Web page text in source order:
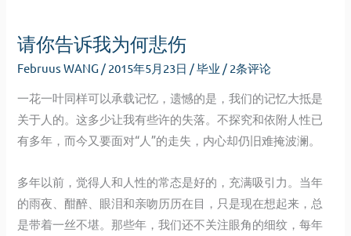
请你告诉我为何悲伤
Februus WANG / 2015年5月23日 /毕业 / 2条评论
一花一叶同样可以承载记忆，遗憾的是，我们的记忆大抵是
关于人的。这多少让我有些许的失落。不探究和依附人性已
有多年，而今又要面对“人”的走失，内心却仍旧难掩波澜。
多年以前，觉得人和人性的常态是好的，充满吸引力。当年
的雨夜、酣醉、眼泪和亲吻历历在目，只是现在想起来，总
是带着一丝不堪。那些年，我们还不关注眼角的细纹，每年